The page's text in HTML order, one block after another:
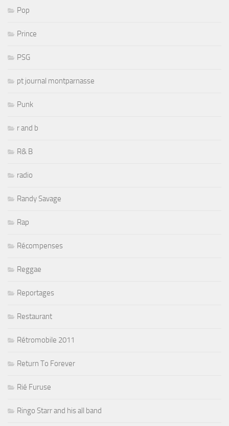
Pop
Prince
PSG
pt journal montparnasse
Punk
r and b
R& B
radio
Randy Savage
Rap
Récompenses
Reggae
Reportages
Restaurant
Rétromobile 2011
Return To Forever
Rié Furuse
Ringo Starr and his all band